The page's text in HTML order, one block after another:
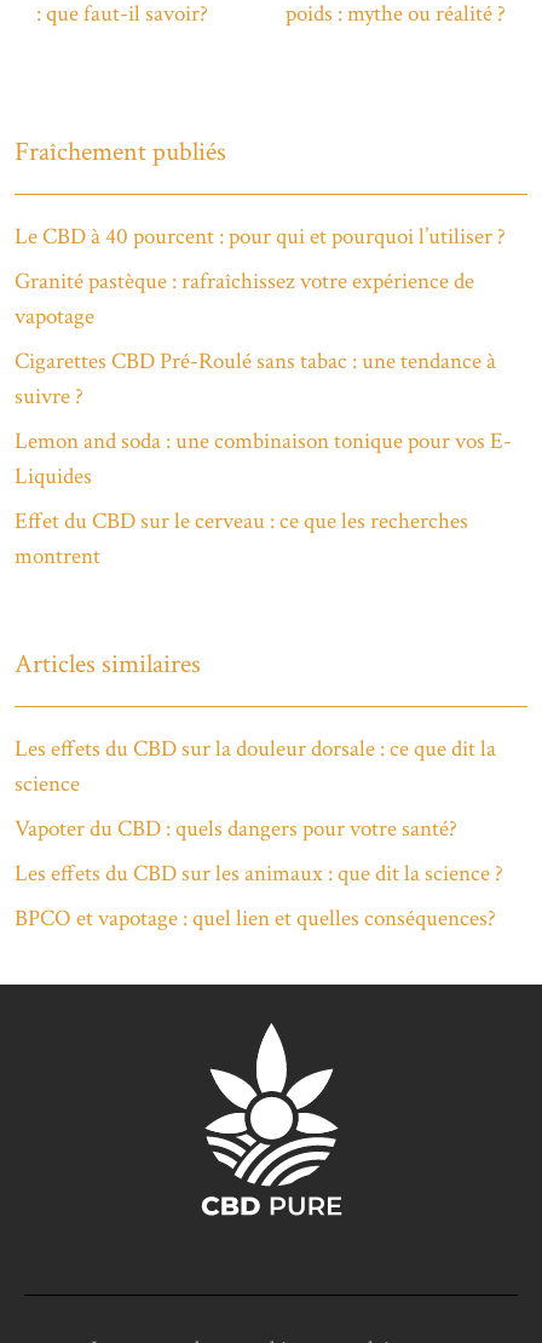
: que faut-il savoir?
poids : mythe ou réalité ?
Fraîchement publiés
Le CBD à 40 pourcent : pour qui et pourquoi l’utiliser ?
Granité pastèque : rafraîchissez votre expérience de
vapotage
Cigarettes CBD Pré-Roulé sans tabac : une tendance à
suivre ?
Lemon and soda : une combinaison tonique pour vos E-
Liquides
Effet du CBD sur le cerveau : ce que les recherches
montrent
Articles similaires
Les effets du CBD sur la douleur dorsale : ce que dit la
science
Vapoter du CBD : quels dangers pour votre santé?
Les effets du CBD sur les animaux : que dit la science ?
BPCO et vapotage : quel lien et quelles conséquences?